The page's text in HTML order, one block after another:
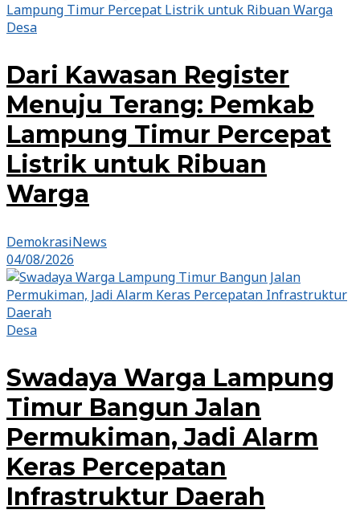
Desa
Dari Kawasan Register
Menuju Terang: Pemkab
Lampung Timur Percepat
Listrik untuk Ribuan
Warga
DemokrasiNews
04/08/2026
Desa
Swadaya Warga Lampung
Timur Bangun Jalan
Permukiman, Jadi Alarm
Keras Percepatan
Infrastruktur Daerah